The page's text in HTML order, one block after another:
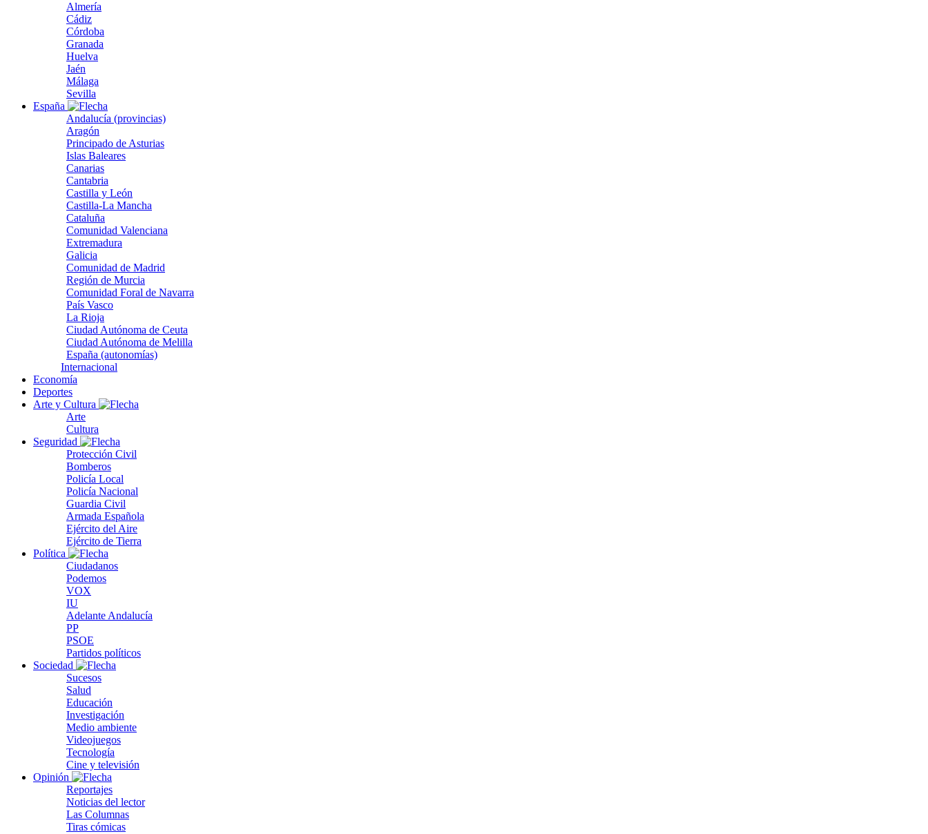
Almería
Cádiz
Córdoba
Granada
Huelva
Jaén
Málaga
Sevilla
España
Andalucía (provincias)
Aragón
Principado de Asturias
Islas Baleares
Canarias
Cantabria
Castilla y León
Castilla-La Mancha
Cataluña
Comunidad Valenciana
Extremadura
Galicia
Comunidad de Madrid
Región de Murcia
Comunidad Foral de Navarra
País Vasco
La Rioja
Ciudad Autónoma de Ceuta
Ciudad Autónoma de Melilla
España (autonomías)
Internacional
Economía
Deportes
Arte y Cultura
Arte
Cultura
Seguridad
Protección Civil
Bomberos
Policía Local
Policía Nacional
Guardia Civil
Armada Española
Ejército del Aire
Ejército de Tierra
Política
Ciudadanos
Podemos
VOX
IU
Adelante Andalucía
PP
PSOE
Partidos políticos
Sociedad
Sucesos
Salud
Educación
Investigación
Medio ambiente
Videojuegos
Tecnología
Cine y televisión
Opinión
Reportajes
Noticias del lector
Las Columnas
Tiras cómicas